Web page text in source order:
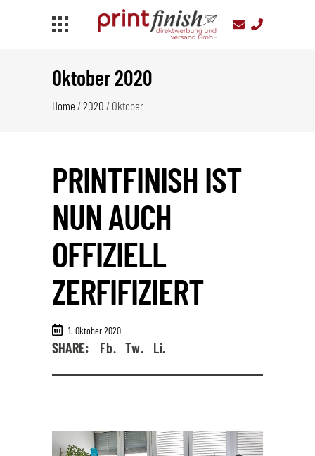
Oktober 2020
Home /2020 / Oktober
PRINTFINISH IST
NUN AUCH
OFFIZIELL
ZERFIFIZIERT
1. Oktober 2020
SHARE: Fb. Tw. Li.